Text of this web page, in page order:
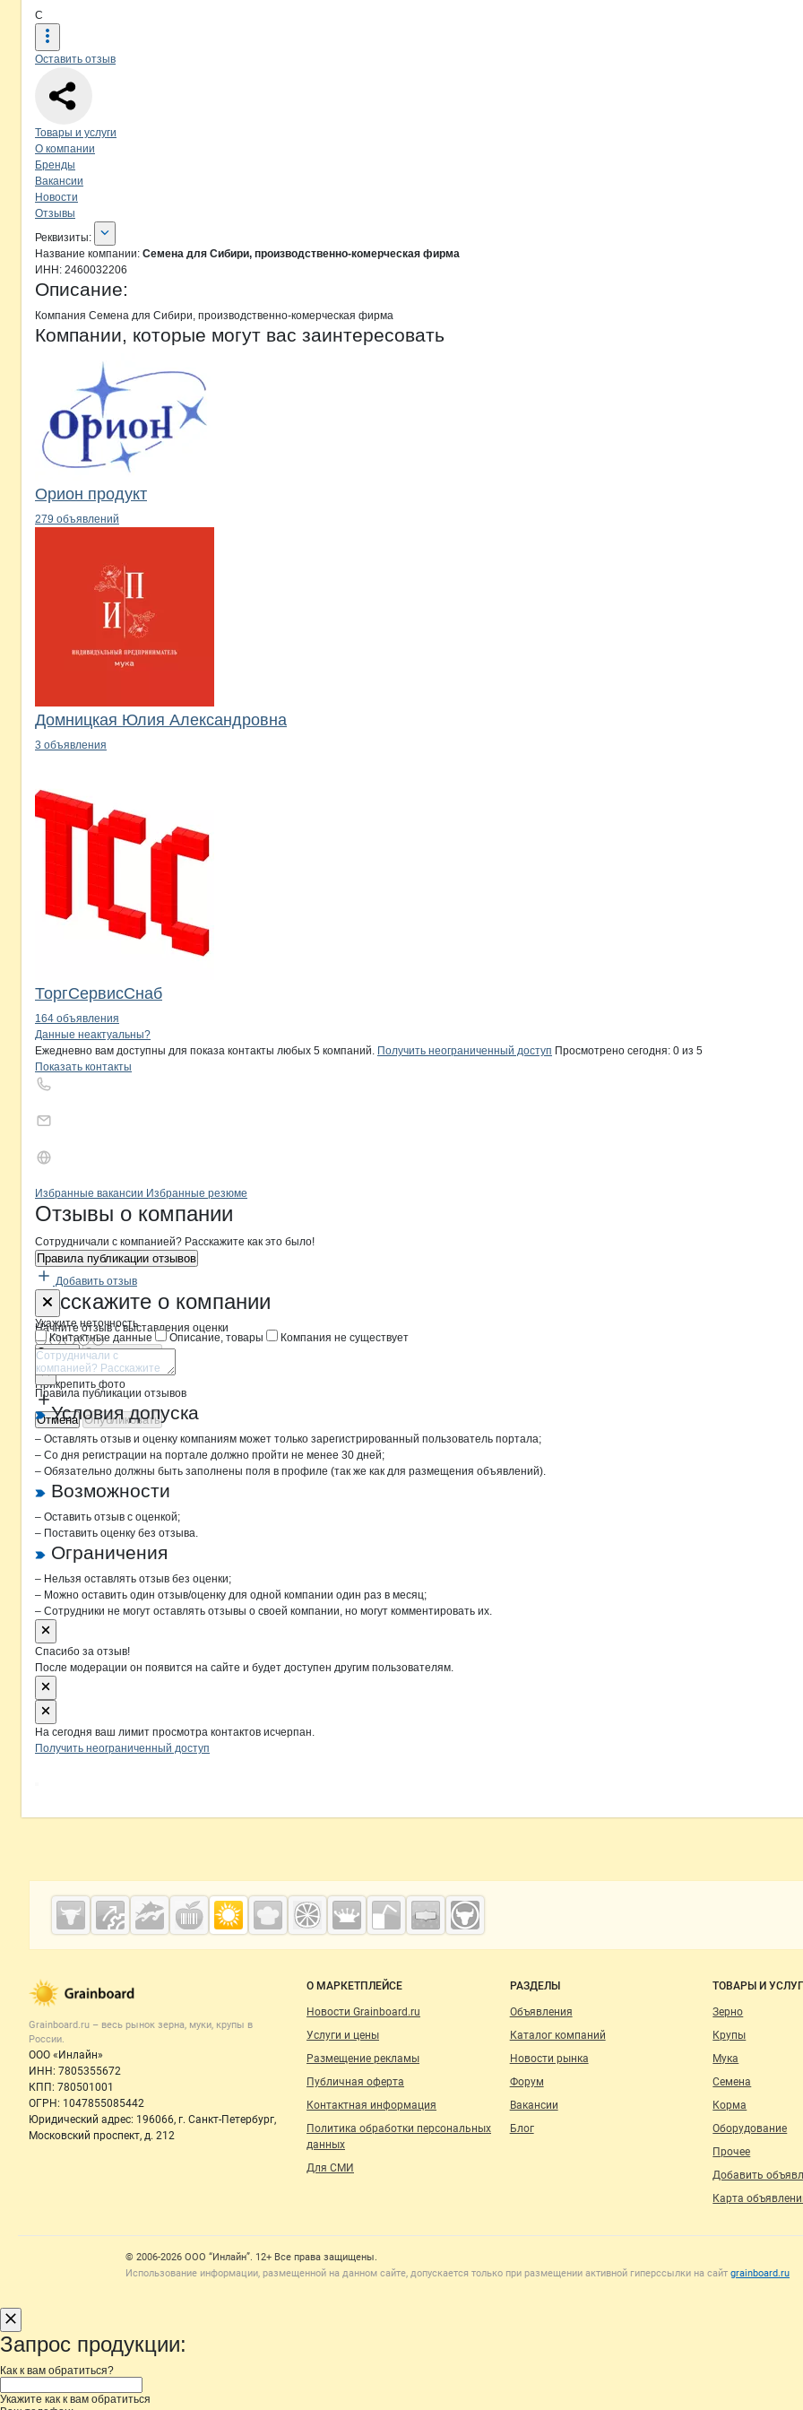
С
Оставить отзыв
Навигация по странице
Товары и услуги
О компании
Бренды
Вакансии
Новости
Отзывы
О компании
Реквизиты
Реквизиты:
Название компании: Семена для Сибири, производственно-комерческая фирма
ИНН: 2460032206
Описание:
Компания Семена для Сибири, производственно-комерческая фирма
Компании, которые могут вас заинтересовать
Орион продукт
279 объявлений
Домницкая Юлия Александровна
3 объявления
ТоргСервисСнаб
164 объявления
Контактыкомпании
+7(800)000-00-..
Данные неактуальны?
Ежедневно вам доступны для показа контакты любых 5 компаний. Получить неограниченный доступ Просмотрено сегодня: 0 из 5
Показать контакты
Брендыкомпани Семена для Сибири, производственно-комерческая
Вакансии вСемена для Сибири, производственно-комерческая фирма
Избранные вакансии Избранные резюме
Новости oСемена для Сибири, производственно-комерческая фирма,
Отзывы о компании
Сотрудничали с компанией? Расскажите как это было!
Правила публикации отзывов
Добавить отзыв
Расскажите о компании
Начните отзыв с выставления оценки
Прикрепить фото
Отмена Опубликовать
Форма обратной связи о неточностях на странице
Укажите неточность
Контактные данные
Описание, товары Компания не существует
Отмена Опубликовать
Правила публикации отзывов
Условия допуска
– Оставлять отзыв и оценку компаниям может только зарегистрированный пользователь портала;
– Со дня регистрации на портале должно пройти не менее 30 дней;
– Обязательно должны быть заполнены поля в профиле (так же как для размещения объявлений).
Возможности
– Оставить отзыв с оценкой;
– Поставить оценку без отзыва.
Ограничения
– Нельзя оставлять отзыв без оценки;
– Можно оставить один отзыв/оценку для одной компании один раз в месяц;
– Сотрудники не могут оставлять отзывы о своей компании, но могут комментировать их.
Спасибо за отзыв!
После модерации он появится на сайте и будет доступен другим пользователям.
На сегодня ваш лимит просмотра контактов исчерпан.
Получить неограниченный доступ
Дополнительная информация
Cсылки на полезные проекты
Grainboard.ru
Важные разделы и контакты
Grainboard.ru – весь рынок зерна, муки, крупы в
России.
ООО «Инлайн»
ИНН: 7805355672
КПП: 780501001
ОГРН: 1047855085442
Юридический адрес: 196066, г. Санкт-Петербург,
Московский проспект, д. 212
Навигация по сайту
О МАРКЕТПЛЕЙСЕ
Новости Grainboard.ru
Услуги и цены
Размещение рекламы
Публичная оферта
Контактная информация
Политика обработки персональных
данных
Для СМИ
РАЗДЕЛЫ
Объявления
Каталог компаний
Новости рынка
Форум
Вакансии
Блог
ТОВАРЫ И
Зерно
Крупы
Мука
Семена
Корма
Оборудование
Прочее
Добавить
Карта
Счетчики, авторское право, логотипы
© 2006‑2026 ООО “Инлайн”. 12+ Все права защищены.
Использование информации, размещенной на данном сайте, допускается только при размещении активной гиперссылки на сайт grainboard.ru
Запрос продукции:
Как к вам обратиться?
Укажите как к вам обратиться